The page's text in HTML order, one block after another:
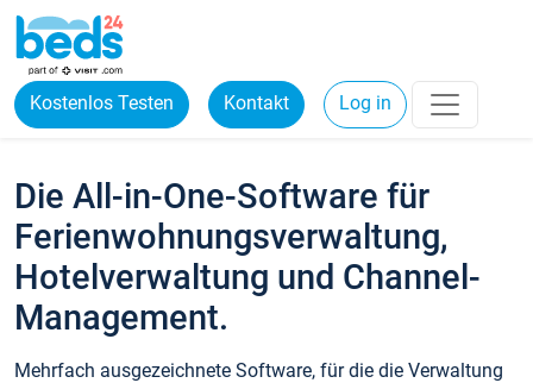
Kostenlos Testen Kontakt Log in
Die All-in-One-Software für
Ferienwohnungsverwaltung,
Hotelverwaltung und Channel-
Management.
Mehrfach ausgezeichnete Software, für die die Verwaltung